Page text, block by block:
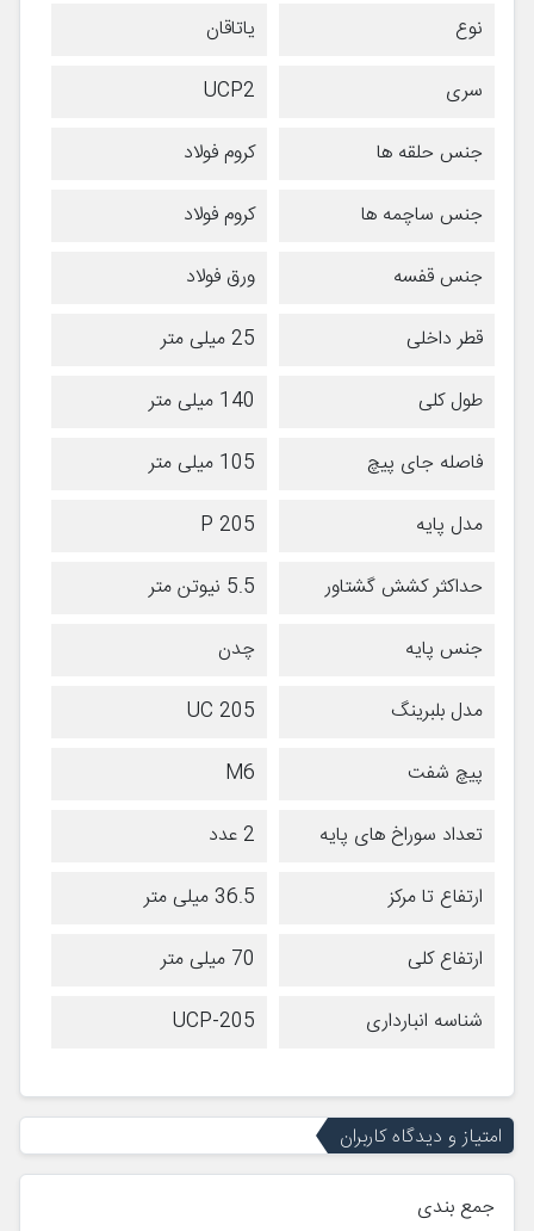
نوع
یاتاقان
سری
UCP2
جنس حلقه ها
کروم فولاد
جنس ساچمه ها
کروم فولاد
جنس قفسه
ورق فولاد
قطر داخلی
25 میلی متر
طول کلی
140 میلی متر
فاصله جای پیچ
105 میلی متر
مدل پایه
P 205
حداکثر کشش گشتاور
5.5 نیوتن متر
جنس پایه
چدن
مدل بلبرینگ
UC 205
پیچ شفت
M6
تعداد سوراخ های پایه
2 عدد
ارتفاع تا مرکز
36.5 میلی متر
ارتفاع کلی
70 میلی متر
شناسه انبارداری
UCP-205
امتیاز و دیدگاه کاربران
جمع بندی